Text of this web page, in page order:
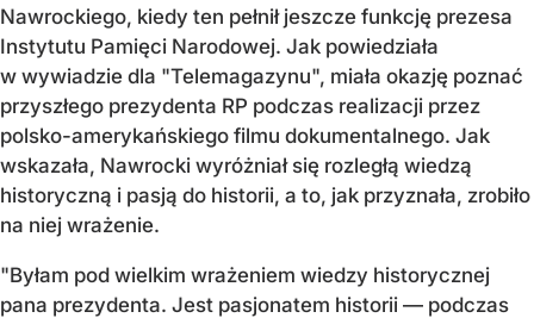
Nawrockiego, kiedy ten pełnił jeszcze funkcję prezesa
Instytutu Pamięci Narodowej. Jak powiedziała
w wywiadzie dla "Telemagazynu", miała okazję poznać
przyszłego prezydenta RP podczas realizacji przez
polsko-amerykańskiego filmu dokumentalnego. Jak
wskazała, Nawrocki wyróżniał się rozległą wiedzą
historyczną i pasją do historii, a to, jak przyznała, zrobiło
na niej wrażenie.
"Byłam pod wielkim wrażeniem wiedzy historycznej
pana prezydenta. Jest pasjonatem historii — podczas